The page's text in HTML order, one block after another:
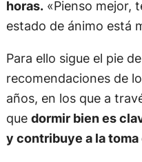
horas.«Pienso mejor,
estado de ánimo está
Para ello sigue el pie
recomendaciones de
años, en los que a
que dormir bien es
y contribuye a la